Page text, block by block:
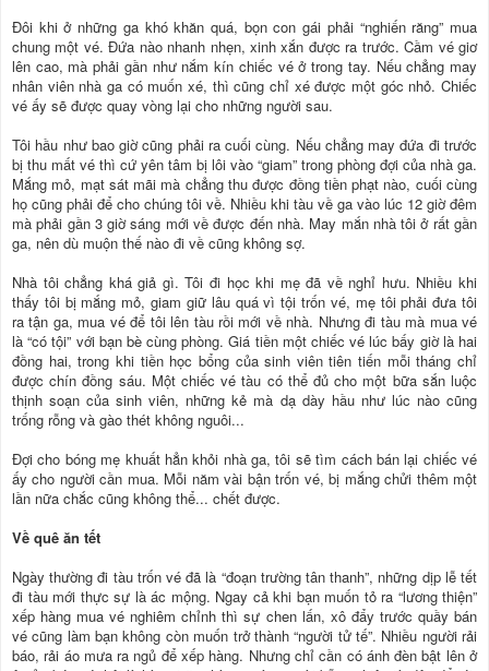
Đôi khi ở những ga khó khăn quá, bọn con gái phải “nghiến răng” mua
chung một vé. Đứa nào nhanh nhẹn, xinh xắn được ra trước. Cầm vé giơ
lên cao, mà phải gần như nắm kín chiếc vé ở trong tay. Nếu chẳng may
nhân viên nhà ga có muốn xé, thì cũng chỉ xé được một góc nhỏ. Chiếc
vé ấy sẽ được quay vòng lại cho những người sau.
Tôi hầu như bao giờ cũng phải ra cuối cùng. Nếu chẳng may đứa đi trước
bị thu mất vé thì cứ yên tâm bị lôi vào “giam” trong phòng đợi của nhà ga.
Mắng mỏ, mạt sát mãi mà chẳng thu được đồng tiền phạt nào, cuối cùng
họ cũng phải để cho chúng tôi về. Nhiều khi tàu về ga vào lúc 12 giờ đêm
mà phải gần 3 giờ sáng mới về được đến nhà. May mắn nhà tôi ở rất gần
ga, nên dù muộn thế nào đi về cũng không sợ.
Nhà tôi chẳng khá giả gì. Tôi đi học khi mẹ đã về nghỉ hưu. Nhiều khi
thấy tôi bị mắng mỏ, giam giữ lâu quá vì tội trốn vé, mẹ tôi phải đưa tôi
ra tận ga, mua vé để tôi lên tàu rồi mới về nhà. Nhưng đi tàu mà mua vé
là “có tội” với bạn bè cùng phòng. Giá tiền một chiếc vé lúc bấy giờ là hai
đồng hai, trong khi tiền học bổng của sinh viên tiên tiến mỗi tháng chỉ
được chín đồng sáu. Một chiếc vé tàu có thể đủ cho một bữa sắn luộc
thịnh soạn của sinh viên, những kẻ mà dạ dày hầu như lúc nào cũng
trống rỗng và gào thét không nguôi...
Đợi cho bóng mẹ khuất hẳn khỏi nhà ga, tôi sẽ tìm cách bán lại chiếc vé
ấy cho người cần mua. Mỗi năm vài bận trốn vé, bị mắng chửi thêm một
lần nữa chắc cũng không thể... chết được.
Về quê ăn tết
Ngày thường đi tàu trốn vé đã là “đoạn trường tân thanh”, những dịp lễ tết
đi tàu mới thực sự là ác mộng. Ngay cả khi bạn muốn tỏ ra “lương thiện”
xếp hàng mua vé nghiêm chỉnh thì sự chen lấn, xô đẩy trước quầy bán
vé cũng làm bạn không còn muốn trở thành “người tử tế”. Nhiều người rải
báo, rải áo mưa ra ngủ để xếp hàng. Nhưng chỉ cần có ánh đèn bật lên ở